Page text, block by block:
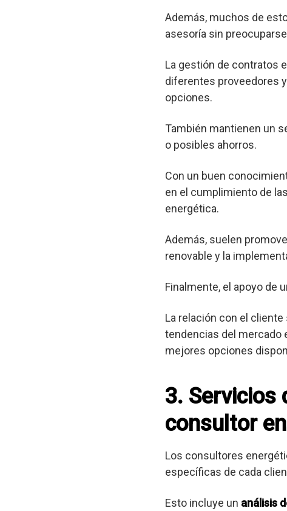
Además, muchos de
asesoría sin
La gestión de contratos
diferentes proveedores
opciones.
También mantienen un
o posibles ahorros.
Con un buen
en el cumplimiento de
energética.
Además, suelen
renovable y la
Finalmente, el apoyo de
La relación con el
tendencias del mercado
mejores opciones
3. Servicios
consultor
Los consultores
específicas de cada
Esto incluye un análisis